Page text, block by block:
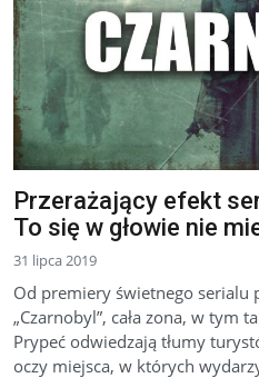
Przerażający efekt
To się w głowie nie
31 lipca 2019
Od premiery świetnego serialu
„Czarnobyl”, cała zona, w tym
Prypeć odwiedzają tłumy
oczy miejsca, w których